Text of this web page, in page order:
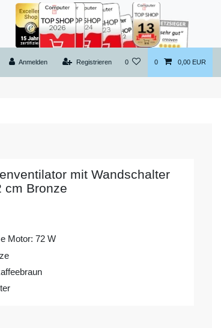
Anmelden Registrieren 0 0 0,00 EUR
mit Wandschalter
cm Bronze
Motor: 72 W